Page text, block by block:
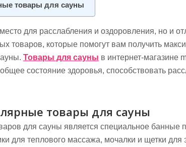
товары для сауны
для расслабления и оздоровления, но и
товаров, которые помогут вам получить
Товары для сауны в интернет-магазине
состояние здоровья, способствовать
товары для сауны
для сауны является специальное банные
для теплового массажа, мочалки и щетки